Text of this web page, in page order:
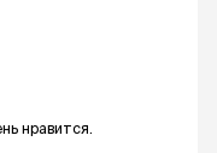
нравится.